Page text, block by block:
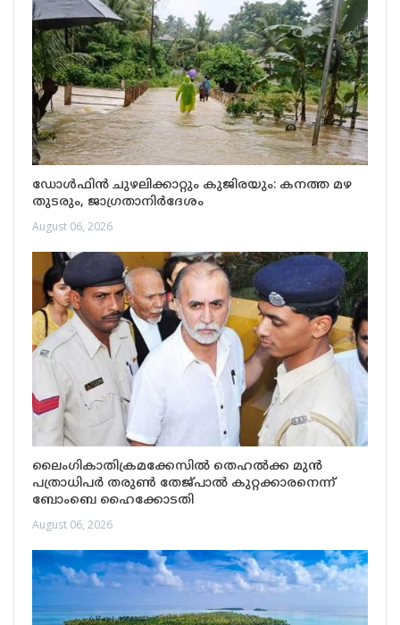
ഡോൾഫിൻ ചുഴലിക്കാറ്റും കുജിരയും: കനത്ത മഴ
തുടരും, ജാഗ്രതാനിർദേശം
August 06, 2026
ലൈംഗികാതിക്രമക്കേസിൽ തെഹൽക്ക മുൻ
പത്രാധിപർ തരുൺ തേജ്പാൽ കുറ്റക്കാരനെന്ന്
ബോംബെ ഹൈക്കോടതി
August 06, 2026